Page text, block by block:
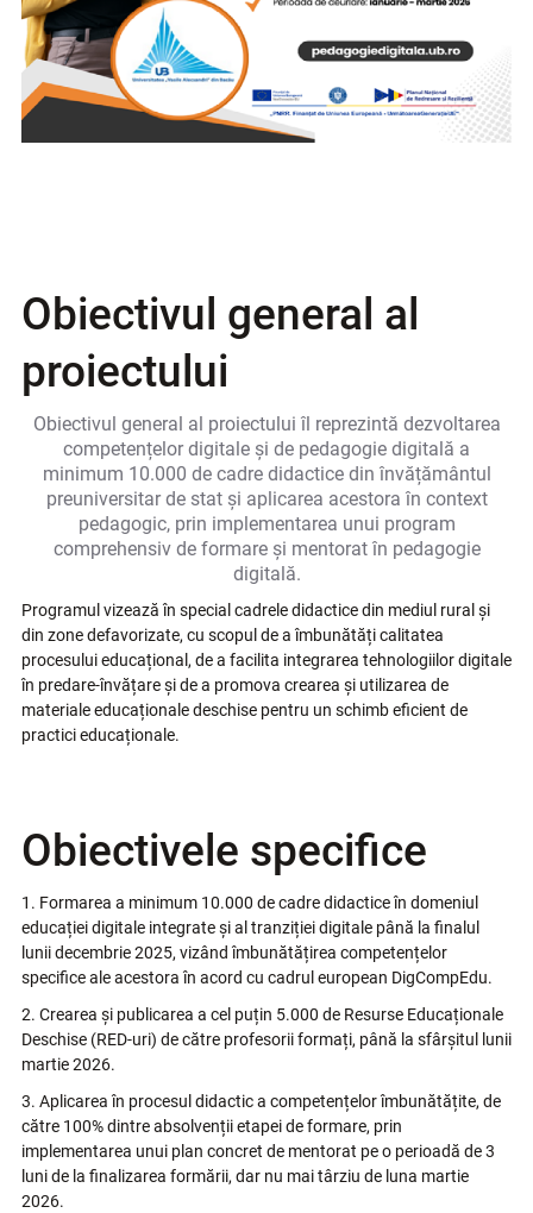
Obiectivul general al
proiectului
Obiectivul general al proiectului îl reprezintă dezvoltarea
competențelor digitale și de pedagogie digitală a
minimum 10.000 de cadre didactice din învățământul
preuniversitar de stat și aplicarea acestora în context
pedagogic, prin implementarea unui program
comprehensiv de formare și mentorat în pedagogie
digitală.
Programul vizează în special cadrele didactice din mediul rural și
din zone defavorizate, cu scopul de a îmbunătăți calitatea
procesului educațional, de a facilita integrarea tehnologiilor digitale
în predare-învățare și de a promova crearea și utilizarea de
materiale educaționale deschise pentru un schimb eficient de
practici educaționale.
Obiectivele specifice
1. Formarea a minimum 10.000 de cadre didactice în domeniul
educației digitale integrate și al tranziției digitale până la finalul
lunii decembrie 2025, vizând îmbunătățirea competențelor
specifice ale acestora în acord cu cadrul european DigCompEdu.
2. Crearea și publicarea a cel puțin 5.000 de Resurse Educaționale
Deschise (RED-uri) de către profesorii formați, până la sfârșitul lunii
martie 2026.
3. Aplicarea în procesul didactic a competențelor îmbunătățite, de
către 100% dintre absolvenții etapei de formare, prin
implementarea unui plan concret de mentorat pe o perioadă de 3
luni de la finalizarea formării, dar nu mai târziu de luna martie
2026.